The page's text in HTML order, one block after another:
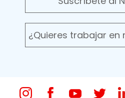
¿Quieres trabajar en